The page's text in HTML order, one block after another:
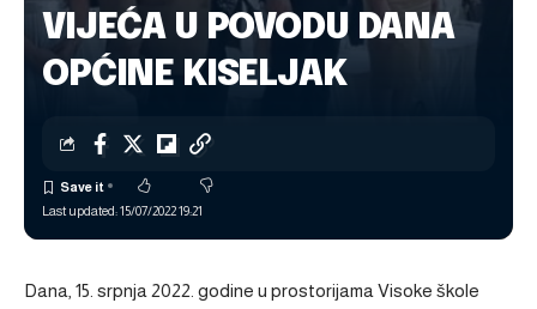
VIJEĆA U POVODU DANA
OPĆINE KISELJAK
Last updated: 15/07/2022 19:21
Dana, 15. srpnja 2022. godine u prostorijama Visoke škole